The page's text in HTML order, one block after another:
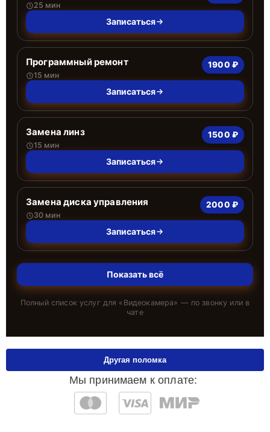
25 мин
Записаться
Программный ремонт
15 мин
1900 ₽
Записаться
Замена линз
15 мин
1500 ₽
Записаться
Замена диска управления
30 мин
2000 ₽
Записаться
Показать всё
Полный список услуг для « Видеокамера» — по звонку или в
чате
Мы принимаем к оплате:
Другая поломка